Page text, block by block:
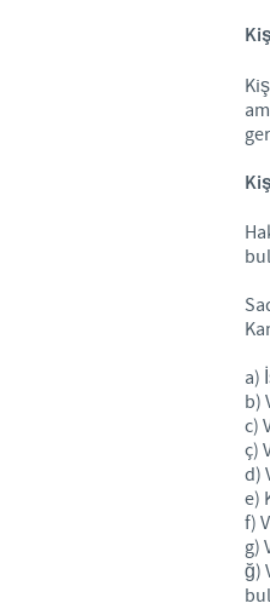
a)
b)
c)
ç)
d)
e)
f)
g)
ğ)